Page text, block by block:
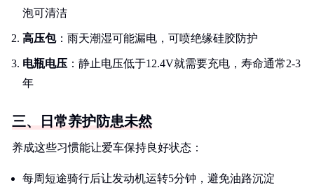
泡可清洁
高压包：雨天潮湿可能漏电，可喷绝缘硅胶防护
电瓶电压 ：静止电压低于12.4V就需要充电，寿命通常2-3
年
三、日常养护防患未然
养成这些习惯能让爱车保持良好状态：
每周短途骑行后让发动机运转5分钟，避免油路沉淀